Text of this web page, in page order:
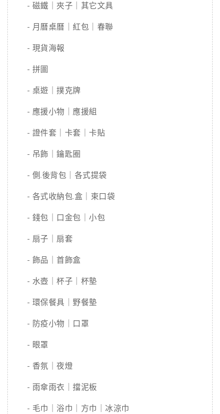
- 磁鐵｜夾子｜其它文具
- 月曆桌曆｜紅包｜春聯
- 現貨海報
- 拼圖
- 桌遊｜撲克牌
- 應援小物｜應援組
- 證件套｜卡套｜卡貼
- 吊飾｜鑰匙圈
- 側.後背包｜各式提袋
- 各式收納包.盒｜束口袋
- 錢包｜口金包｜小包
- 扇子｜扇套
- 飾品｜首飾盒
- 水壺｜杯子｜杯墊
- 環保餐具｜野餐墊
- 防疫小物｜口罩
- 眼罩
- 香氛｜夜燈
- 雨傘雨衣｜擋泥板
- 毛巾｜浴巾｜方巾｜冰涼巾